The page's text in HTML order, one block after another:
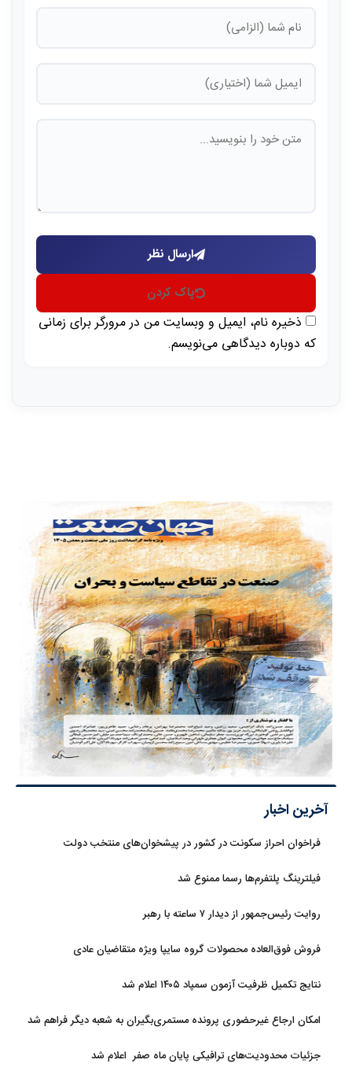
ارسال نظر
پاک کردن
ذخیره نام، ایمیل و وبسایت من در مرورگر برای زمانی
که دوباره دیدگاهی می‌نویسم.
آخرین اخبار
فراخوان احراز سکونت در کشور در پیشخوان‌های منتخب دولت
فیلترینگ پلتفرم‌ها رسما ممنوع شد
روایت رئیس‌جمهور از دیدار ۷ ساعته با رهبر
فروش فوق‌العاده محصولات گروه سایپا ویژه متقاضیان عادی
نتایج تکمیل ظرفیت آزمون سمپاد ۱۴۰۵ اعلام شد
امکان ارجاع غیرحضوری پرونده مستمری‌بگیران به شعبه دیگر فراهم شد
جزئیات محدودیت‌های ترافیکی پایان ماه صفر اعلام شد